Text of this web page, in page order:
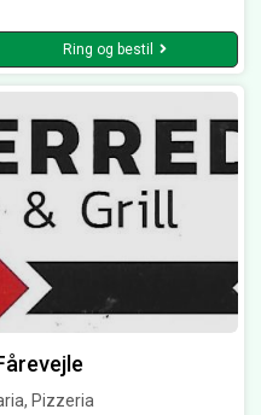
Ring og bestil
Pizzeria